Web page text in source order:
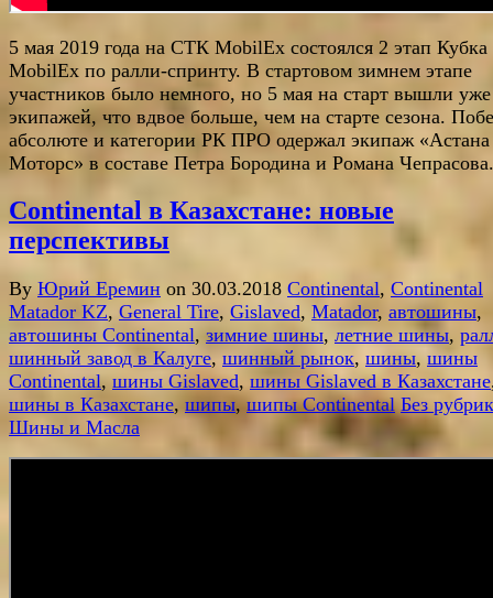
5 мая 2019 года на СТК MobilEx состоялся 2 этап Кубка
MobilEx по ралли-спринту. В стартовом зимнем этапе
участников было немного, но 5 мая на старт вышли
экипажей, что вдвое больше, чем на старте сезона.
абсолюте и категории РК ПРО одержал экипаж «Астана
Моторс» в составе Петра Бородина и Романа
Continental в Казахстане: новые
перспективы
By Юрий Еремин on 30.03.2018 Continental, Continental
Matador KZ, General Tire, Gislaved, Matador, автошины,
автошины Continental, зимние шины, летние шины,
шинный завод в Калуге, шинный рынок, шины, шины
Continental, шины Gislaved, шины Gislaved в Казахстане
шины в Казахстане, шипы,шипы Continental Без
Шины и Масла